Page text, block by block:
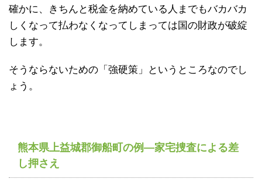
確かに、きちんと税金を納めている人までもバカバカ
しくなって払わなくなってしまっては国の財政が破綻
します。
そうならないための「強硬策」というところなのでし
ょう。
熊本県上益城郡御船町の例―家宅捜査による差
し押さえ